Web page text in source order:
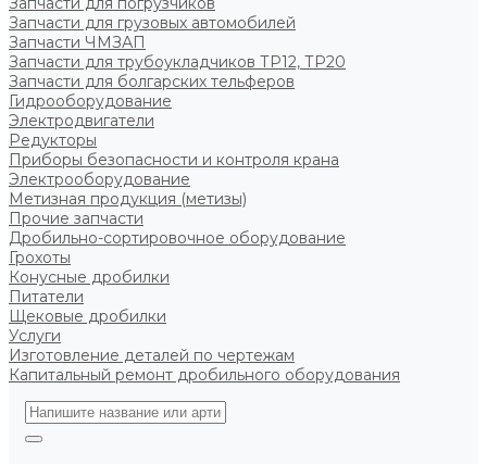
Запчасти для грузовых автомобилей
Запчасти ЧМЗАП
Запчасти для трубоукладчиков ТР12, ТР20
Запчасти для болгарских тельферов
Гидрооборудование
Электродвигатели
Редукторы
Приборы безопасности и контроля крана
Электрооборудование
Метизная продукция (метизы)
Прочие запчасти
Дробильно-сортировочное оборудование
Грохоты
Конусные дробилки
Питатели
Щековые дробилки
Услуги
Изготовление деталей по чертежам
Капитальный ремонт дробильного оборудования